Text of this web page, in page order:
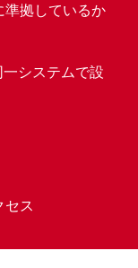
準拠しているか
システムで設
セス